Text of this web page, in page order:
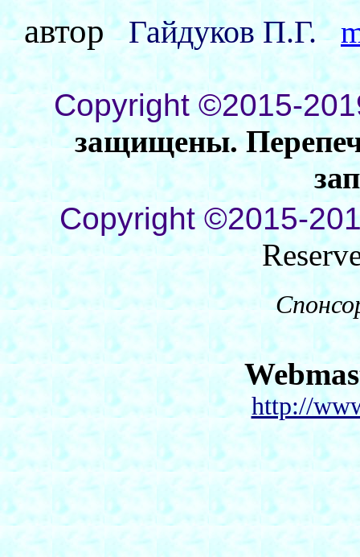
автор Гайдуков П.Г.
Copyright ©2015-
защищены.
Copyright ©2015-
http://